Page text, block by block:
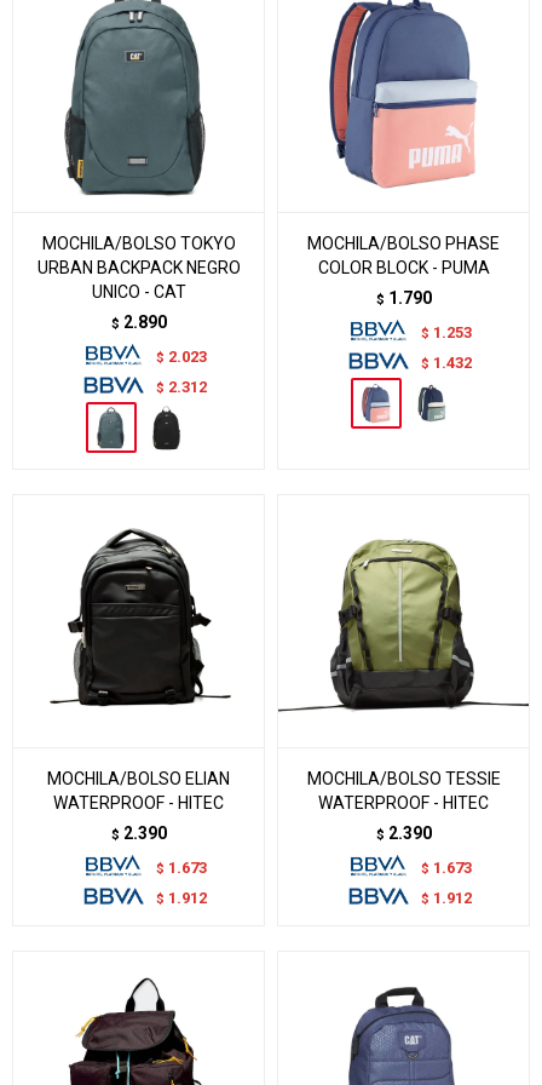
MOCHILA/BOLSO TOKYO
URBAN BACKPACK NEGRO
UNICO - CAT
$ 2.890
$ 2.023
$ 2.312
MOCHILA/BOLSO PHASE
COLOR BLOCK - PUMA
$ 1.790
$ 1.253
$ 1.432
MOCHILA/BOLSO ELIAN
WATERPROOF - HITEC
$ 2.390
$ 1.673
$ 1.912
MOCHILA/BOLSO TESSIE
WATERPROOF - HITEC
$ 2.390
$ 1.673
$ 1.912